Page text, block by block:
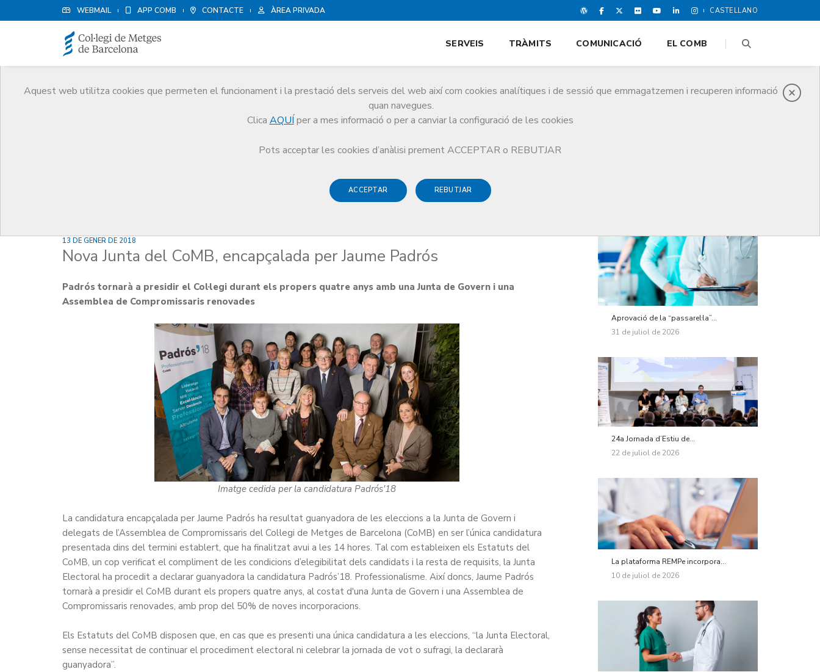
WEBMAIL APP COMB CONTACTE ÀREA PRIVADA CASTELLANO
Aquest web utilitza cookies que permeten el funcionament i la prestació dels serveis del web així com cookies analítiques i de sessió que emmagatzemen i recuperen informació
quan navegues.
Clica AQUÍ per a mes informació o per a canviar la configuració de les cookies
Pots acceptar les cookies d’anàlisi prement ACCEPTAR o REBUTJAR
ACCEPTAR REBUTJAR
SERVEIS TRÀMITS COMUNICACIÓ EL COMB
Nova Junta del CoMB, encapçalada per Jaume Padrós
13 DE GENER DE 2018
Nova Junta del CoMB, encapçalada per Jaume Padrós
Padrós tornarà a presidir el Col·legi durant els propers quatre anys amb una Junta de Govern i una
Assemblea de Compromissaris renovades
Imatge cedida per la candidatura Padrós'18
La candidatura encapçalada per Jaume Padrós ha resultat guanyadora de les eleccions a la Junta de Govern i
delegats de l’Assemblea de Compromissaris del Col·legi de Metges de Barcelona (CoMB) en ser l’única candidatura
presentada dins del termini establert, que ha finalitzat avui a les 14 hores. Tal com estableixen els Estatuts del
CoMB, un cop verificat el compliment de les condicions d’elegibilitat dels candidats i la resta de requisits, la Junta
Electoral ha procedit a declarar guanyadora la candidatura Padrós’18. Professionalisme. Així doncs, Jaume Padrós
tornarà a presidir el CoMB durant els propers quatre anys, al costat d'una Junta de Govern i una Assemblea de
Compromissaris renovades, amb prop del 50% de noves incorporacions.
Els Estatuts del CoMB disposen que, en cas que es presenti una única candidatura a les eleccions, “la Junta Electoral,
sense necessitat de continuar el procediment electoral ni celebrar la jornada de vot o sufragi, la declararà
guanyadora”.
Aprovació de la “passarel·la”...
31 de juliol de 2026
24a Jornada d’Estiu de...
22 de juliol de 2026
La plataforma REMPe incorpora...
10 de juliol de 2026